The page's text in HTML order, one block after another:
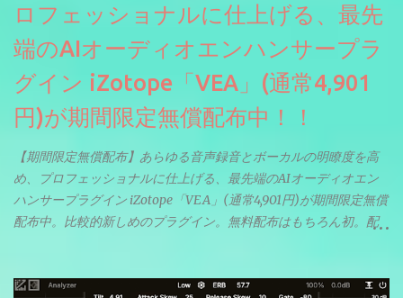
ロフェッショナルに仕上げる、最先
端のAIオーディオエンハンサープラ
グイン iZotope「VEA」(通常4,901
円)が期間限定無償配布中！！
【期間限定無償配布】あらゆる音声録音とボーカルの明瞭度を高
め、プロフェッショナルに仕上げる、最先端のAIオーディオエン
ハンサープラグイン iZotope「VEA」(通常4,901円)が期間限定無償
配布中。比較的新しめのプラグイン。無料配布はもちろん初。配